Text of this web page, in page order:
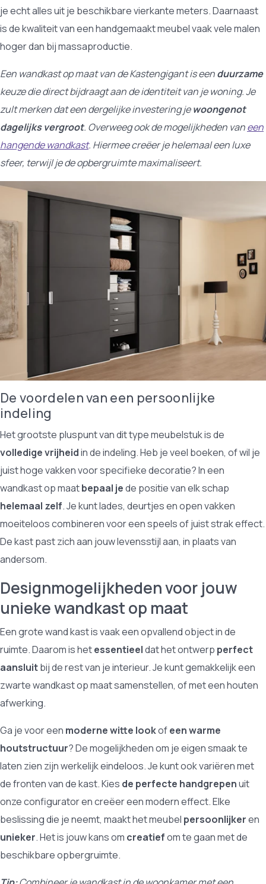
je echt alles uit je beschikbare vierkante meters. Daarnaast
is de kwaliteit van een handgemaakt meubel vaak vele malen
hoger dan bij massaproductie.
Een wandkast op maat van de Kastengigant is eenduurzame
keuze die direct bijdraagt aan de identiteit van je woning. Je
zult merken dat een dergelijke investering jewoongenot
dagelijks vergroot. Overweeg ook de mogelijkheden vaneen
hangende wandkast. Hiermee creëer je helemaal een luxe
sfeer, terwijl je de opbergruimte maximaliseert.
De voordelen van een persoonlijke
indeling
Het grootste pluspunt van dit type meubelstuk is de
volledige vrijheidin de indeling. Heb je veel boeken, of wil je
juist hoge vakken voor specifieke decoratie? In een
wandkast op maatbepaal jede positie van elk schap
helemaal zelf. Je kunt lades, deurtjes en open vakken
moeiteloos combineren voor een speels of juist strak effect.
De kast past zich aan jouw levensstijl aan, in plaats van
andersom.
Designmogelijkheden voor jouw
unieke wandkast op maat
Een grote wand kast is vaak een opvallend object in de
ruimte. Daarom is hetessentieeldat het ontwerp perfect
aansluitbij de rest van je interieur. Je kunt gemakkelijk een
zwarte wandkast op maat samenstellen, of met een houten
afwerking.
Ga je voor een moderne witte lookofeen warme
houtstructuur? De mogelijkheden om je eigen smaak te
laten zien zijn werkelijk eindeloos. Je kunt ook variëren met
de fronten van de kast. Kies de perfecte handgrepenuit
onze configurator en creëer een modern effect. Elke
beslissing die je neemt, maakt het meubel persoonlijkeren
unieker. Het is jouw kans om creatiefom te gaan met de
beschikbare opbergruimte.